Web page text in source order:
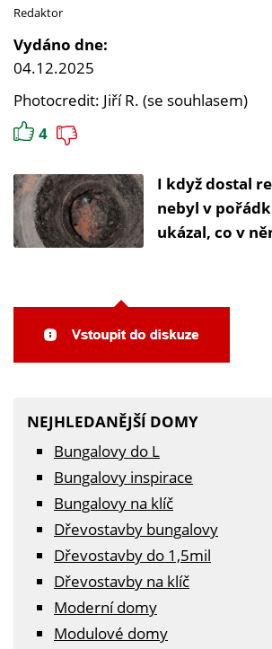
Redaktor
Vydáno dne:
04.12.2025
Photocredit: Jiří R. (se souhlasem)
4
I když dostal
nebyl v
ukázal, co v
NEJHLEDANĚJŠÍ DOMY
Bungalovy do L
Bungalovy inspirace
Bungalovy na klíč
Dřevostavby bungalovy
Dřevostavby do 1,5mil
Dřevostavby na klíč
Moderní domy
Modulové domy